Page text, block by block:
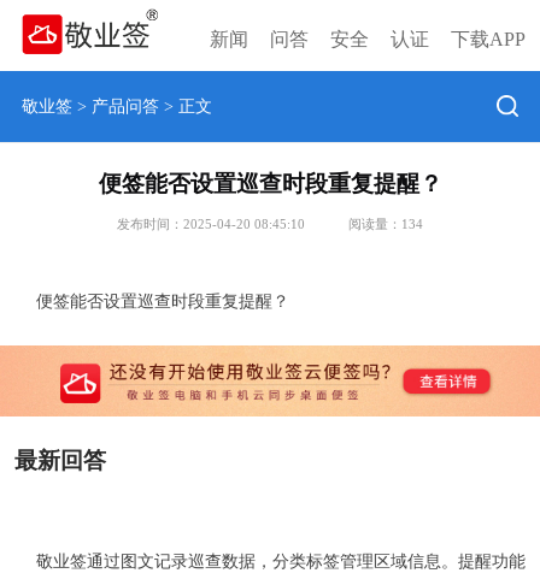
新闻 问答 安全 认证 下载APP
敬业签> 产品问答> 正文
便签能否设置巡查时段重复提醒？
发布时间：2025-04-20 08:45:10 阅读量： 134
便签能否设置巡查时段重复提醒？
最新回答
敬业签通过图文记录巡查数据，分类标签管理区域信息。提醒功能